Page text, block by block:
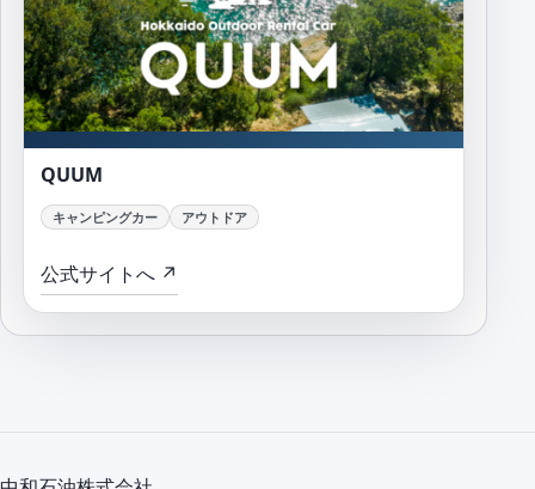
QUUM
QUUM
キャンピングカー アウトドア
公式サイトへ ↗